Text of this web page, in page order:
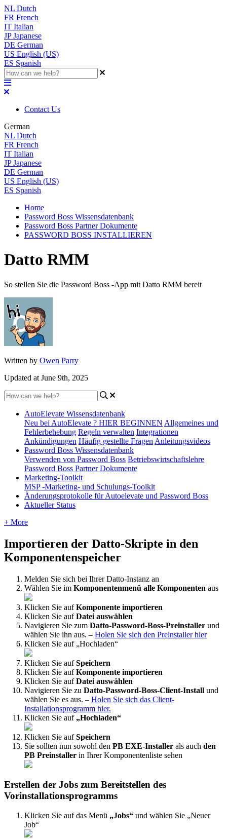
NL Dutch
FR French
IT Italian
JP Japanese
DE German
US English (US)
ES Spanish
Contact Us
German
NL Dutch
FR French
IT Italian
JP Japanese
DE German
US English (US)
ES Spanish
Home
Password Boss Wissensdatenbank
Password Boss Partner Dokumente
PASSWORD BOSS INSTALLIEREN
Datto RMM
So stellen Sie die Password Boss -App mit Datto RMM bereit
Written by Owen Parry
Updated at June 9th, 2025
AutoElevate Wissensdatenbank
Neu bei AutoElevate ? HIER BEGINNEN Allgemeines und
Fehlerbehebung Regeln verwalten Integrationen
Ankündigungen Häufig gestellte Fragen Anleitungsvideos
Password Boss Wissensdatenbank
Verwenden von Password Boss Betriebswirtschaftslehre
Password Boss Partner Dokumente
Marketing-Toolkit
MSP -Marketing- und Schulungs-Toolkit
Änderungsprotokolle für Autoelevate und Password Boss
Aktueller Status
+ More
Importieren der Datto-Skripte in den
Komponentenspeicher
Melden Sie sich bei Ihrer Datto-Instanz an
Wählen Sie im Komponentenmenü alle Komponenten aus
Klicken Sie auf Komponente importieren
Klicken Sie auf Datei auswählen
Navigieren Sie zum Datto-Password-Boss-Preinstaller und
wählen Sie ihn aus. – Holen Sie sich den Preinstaller hier
Klicken Sie auf „Hochladen“
Klicken Sie auf Speichern
Klicken Sie auf Komponente importieren
Klicken Sie auf Datei auswählen
Navigieren Sie zu Datto-Password-Boss-Client-Install und
wählen Sie es aus. – Holen Sie sich das Client-
Installationsprogramm hier.
Klicken Sie auf „Hochladen“
Klicken Sie auf Speichern
Sie sollten nun sowohl den PB EXE-Installer als auch den
PB Preinstaller in Ihrer Komponentenliste sehen
Erstellen der Jobs zum Bereitstellen des
Vorinstallationsprogramms
Klicken Sie auf das Menü „Jobs“ und wählen Sie „Neuer
Job“